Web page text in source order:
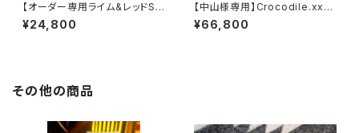
【オーダー専用ライム&レッドSS
W
¥24,800
【中山様専用】Crocodile.xxx.
Edition// JACK.RIDE.SSW
¥66,800
その他の商品